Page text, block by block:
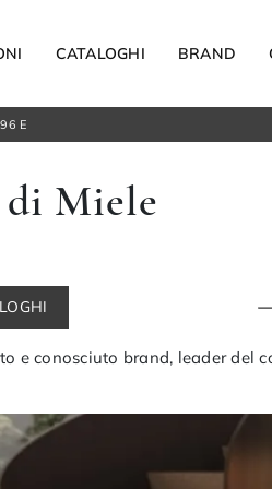
Carta da parati
Elettrodomestici
Arredo Giardino
CATALOGHI BRAND
E
di Miele
e conosciuto brand, leader del